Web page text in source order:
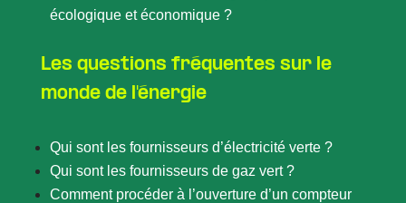
écologique et économique ?
Les questions fréquentes sur le
monde de l'énergie
Qui sont les fournisseurs d’électricité verte ?
Qui sont les fournisseurs de gaz vert ?
Comment procéder à l’ouverture d’un compteur